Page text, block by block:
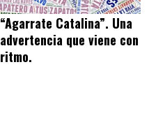
“Agarrate Catalina”. Una
advertencia que viene con
ritmo.